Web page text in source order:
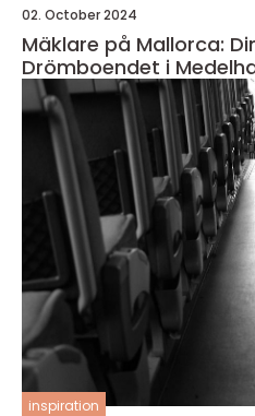
02. October 2024
Mäklare på Mallorca:
Drömboendet i
inspiration